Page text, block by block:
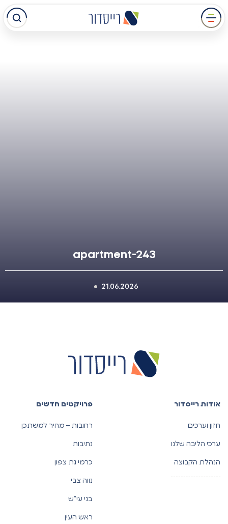
מעבר
לתוכן
apartment-243
21.06.2026
אודות רייסדור
חזון וערכים
ערכי הליבה שלנו
הנהלת הקבוצה
פרויקטים חדשים
רחובות – מחיר למשתכן
נתיבות
כרמי גת צפון
נווה צבי
בני עי”ש
ראש העין